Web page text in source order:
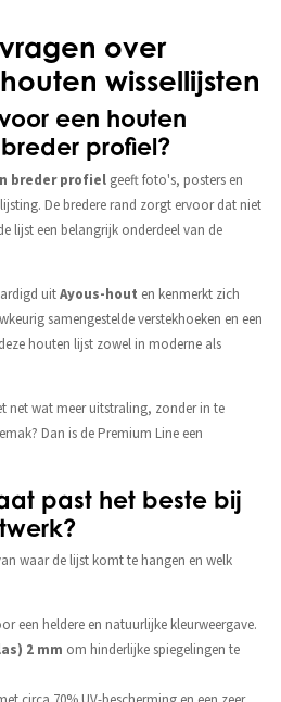
over
wissellijsten
een houten
profiel?
breder profiel geeft foto's, posters en
De bredere rand zorgt ervoor dat niet
lijst een belangrijk onderdeel van de
uitAyous-hout en kenmerkt zich
samengestelde verstekhoeken en een
houten lijst zowel in moderne als
net wat meer uitstraling, zonder in te
Dan is de Premium Line een
past het beste bij
waar de lijst komt te hangen en welk
een heldere en natuurlijke kleurweergave.
2 mm om hinderlijke spiegelingen te